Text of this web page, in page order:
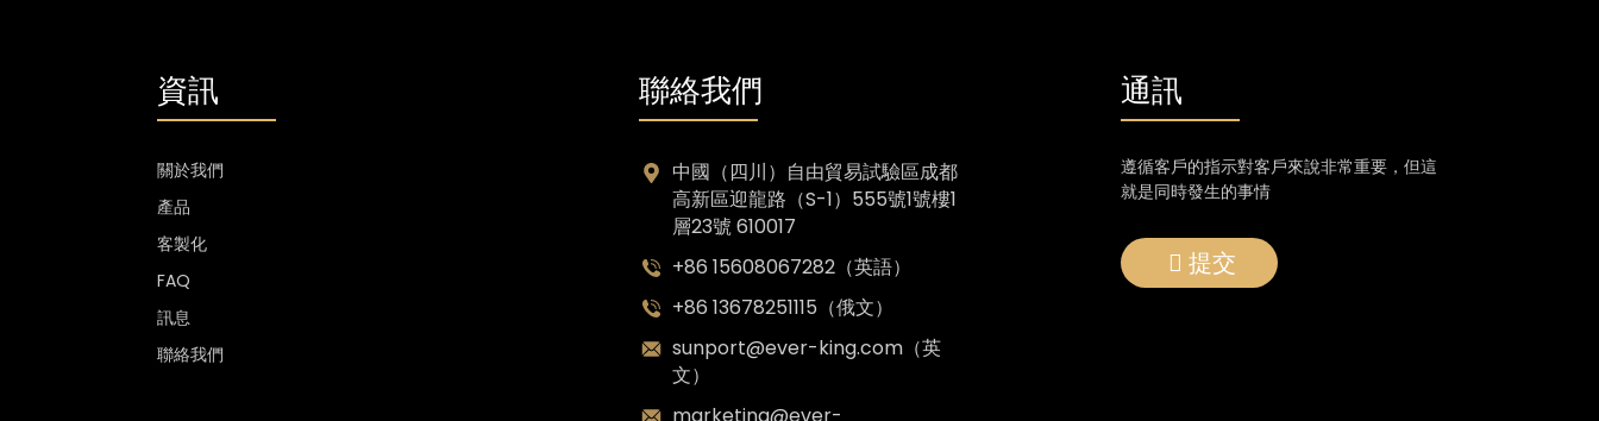
資訊
關於我們
產品
客製化
FAQ
訊息
聯絡我們
聯絡我們
中國（四川）自由貿易試驗區成都
高新區迎龍路（S-1）555號1號樓1
層23號 610017
+86 15608067282（英語）
+86 13678251115（俄文）
sunport@ever-king.com（英
文）
marketing@ever-
通訊
遵循客戶的指示對客戶來說非常重要，但這
就是同時發生的事情
提交